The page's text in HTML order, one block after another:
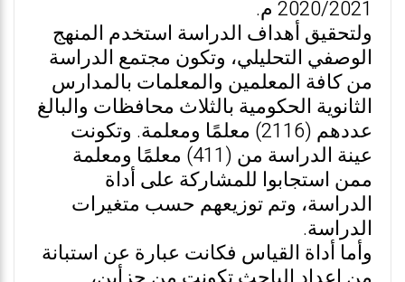
2020/2021 م.
ولتحقيق أهداف الدراسة استخدم المنهج
الوصفي التحليلي، وتكون مجتمع الدراسة
من كافة المعلمين والمعلمات بالمدارس
الثانوية الحكومية بالثلاث محافظات والبالغ
عددهم (2116) معلمًا ومعلمة. وتكونت
عينة الدراسة من (411) معلمًا ومعلمة
ممن استجابوا للمشاركة على أداة
الدراسة، وتم توزيعهم حسب متغيرات
الدراسة.
وأما أداة القياس فكانت عبارة عن استبانة